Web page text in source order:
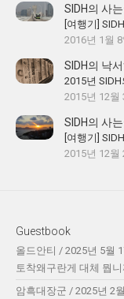
SIDH의 사
[여행기]
2016년 1월 8
SIDH의 낙
2015년
2015년 12월
SIDH의 사
[여행기]
2015년 12월
Guestbook
올드안티 / 2025년 5월
토착왜구란게 대체 뭡
암흑대장군 / 2025년 2